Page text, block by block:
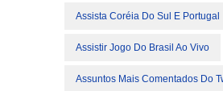
Assista Coréia Do Sul E Portugal
Assistir Jogo Do Brasil Ao Vivo
Assuntos Mais Comentados Do